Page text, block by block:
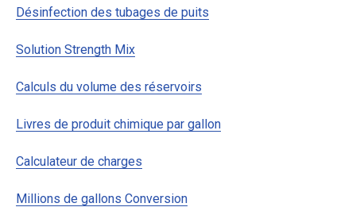
Désinfection des tubages de puits
Solution Strength Mix
Calculs du volume des réservoirs
Livres de produit chimique par gallon
Calculateur de charges
Millions de gallons Conversion